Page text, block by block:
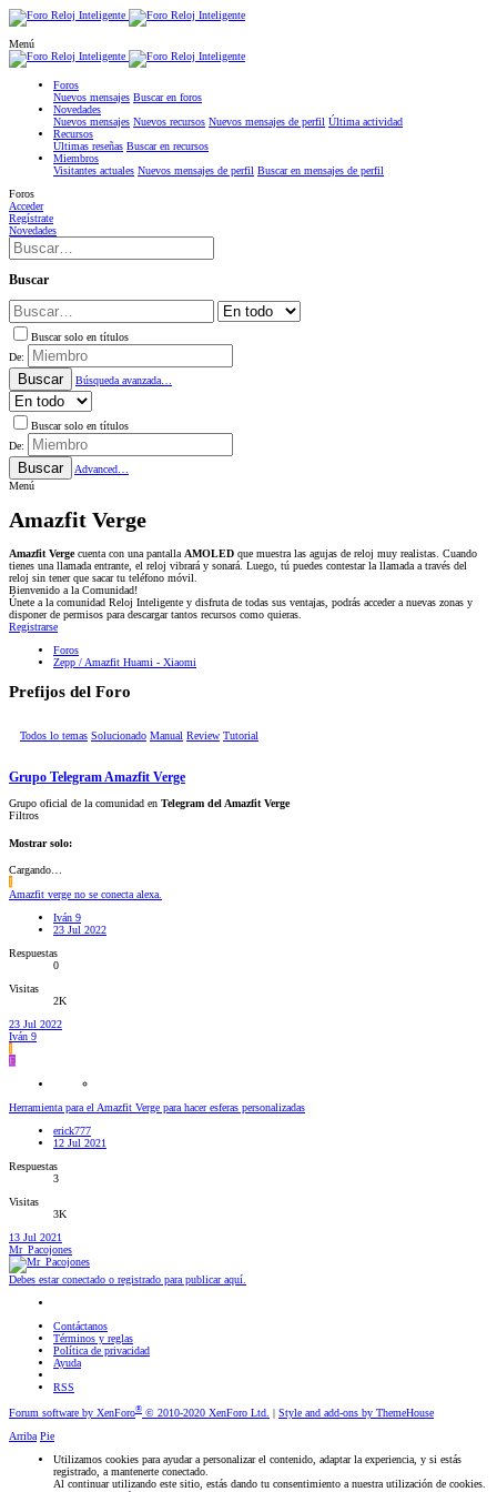
Menú
Foros
Nuevos mensajes Buscar en foros
Novedades
Nuevos mensajes Nuevos recursos Nuevos mensajes de perfil Última actividad
Recursos
Últimas reseñas Buscar en recursos
Miembros
Visitantes actuales Nuevos mensajes de perfil Buscar en mensajes de perfil
Foros
Acceder
Regístrate
Novedades
Buscar
Buscar solo en títulos
De:
Buscar Búsqueda avanzada…
Buscar solo en títulos
De:
Buscar
Advanced…
Menú
Amazfit Verge
Amazfit Vergecuenta con una pantalla AMOLED que muestra las agujas de reloj muy realistas. Cuando
tienes una llamada entrante, el reloj vibrará y sonará. Luego, tú puedes contestar la llamada a través del
reloj sin tener que sacar tu teléfono móvil.
Bienvenido a la Comunidad!
Únete a la comunidad Reloj Inteligente y disfruta de todas sus ventajas, podrás acceder a nuevas zonas y
disponer de permisos para descargar tantos recursos como quieras.
Registrarse
Foros
Zepp / Amazfit Huami - Xiaomi
Prefijos del Foro
Todos lo temas Solucionado Manual Review Tutorial
Grupo Telegram Amazfit Verge
Grupo oficial de la comunidad en Telegram del Amazfit Verge
Filtros
Mostrar solo:
Cargando…
I
Amazfit verge no se conecta alexa.
Iván 9
23 Jul 2022
Respuestas
0
Visitas
2K
23 Jul 2022
Iván 9
I
E
Herramienta para el Amazfit Verge para hacer esferas personalizadas
erick777
12 Jul 2021
Respuestas
3
Visitas
3K
13 Jul 2021
Mr_Pacojones
Debes estar conectado o registrado para publicar aquí.
Contáctanos
Términos y reglas
Política de privacidad
Ayuda
RSS
Forum software by XenForo® © 2010-2020 XenForo Ltd. | Style and add-ons by ThemeHouse
Arriba Pie
Utilizamos cookies para ayudar a personalizar el contenido, adaptar la experiencia, y si estás
registrado, a mantenerte conectado.
Al continuar utilizando este sitio, estás dando tu consentimiento a nuestra utilización de cookies.